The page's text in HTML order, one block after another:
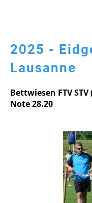
2025 -
Lausanne
Bettwiesen FTV
Note 28.20